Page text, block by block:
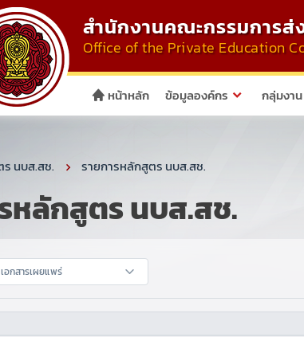
สำนักงานคณะกรรมการส่
Office of the Private Education
หน้าหลัก ข้อมูลองค์กร กลุ่มงา
นบส.สช. รายการหลักสูตร นบส.สช.
หลักสูตร นบส.สช.